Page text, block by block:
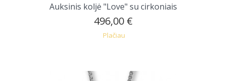
Auksinis koljė "Love" su cirkoniais
496,00 €
Plačiau